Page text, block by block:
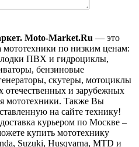
Moto-Market.Ru — это
мототехники по низким ценам:
ПВХ и гидроциклы,
бензиновые
скутеры, мотоциклы
и зарубежных
мототехники. Также Вы
на сайте технику!
курьером по Москве –
купить мототехнику
Suzuki, Husqvarna, MTD и